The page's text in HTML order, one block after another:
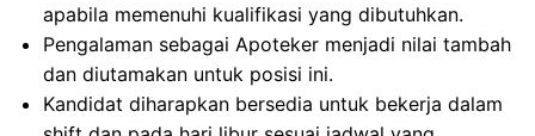
apabila memenuhi kualifikasi yang dibutuhkan.
Pengalaman sebagai Apoteker menjadi nilai tambah
dan diutamakan untuk posisi ini.
Kandidat diharapkan bersedia untuk bekerja dalam